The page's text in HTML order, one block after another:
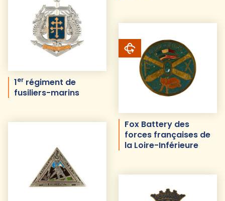
1er régiment de
fusiliers-marins
Fox Battery des
forces françaises de
la Loire-Inférieure